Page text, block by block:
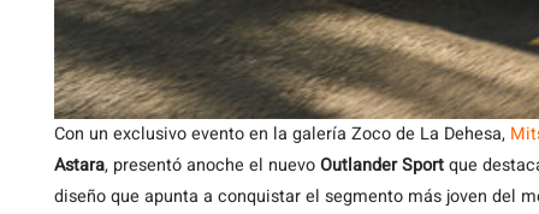
Con un exclusivo evento en la galería Zoco de La Dehesa,
Astara, presentó anoche el nuevoOutlander Sportque
diseño que apunta a conquistar el segmento más joven del